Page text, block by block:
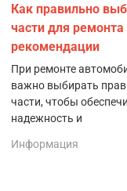
Как правильно
части для
рекомендации
При ремонте
важно выбирать
части, чтобы
надежность и
Информация